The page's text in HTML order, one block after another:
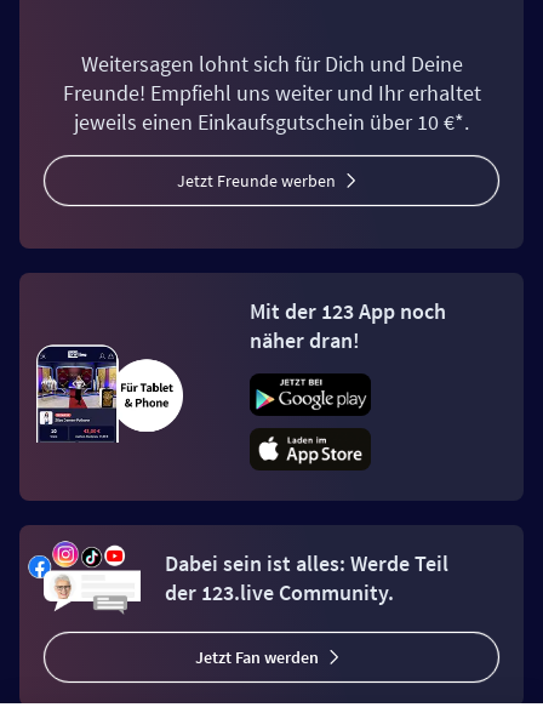
Weitersagen lohnt sich für Dich und Deine
Freunde! Empfiehl uns weiter und Ihr erhaltet
jeweils einen Einkaufsgutschein über 10 €*.
Jetzt Freunde werben
Mit der 123 App noch
näher dran!
Dabei sein ist alles: Werde Teil
der 123.live Community.
Jetzt Fan werden